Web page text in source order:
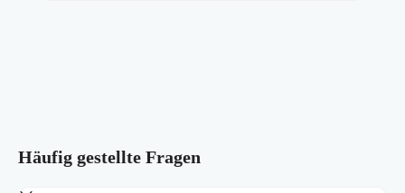
Häufig gestellte Fragen